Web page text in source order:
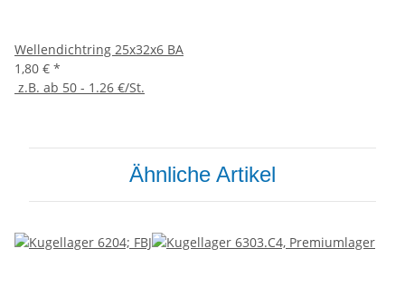
Wellendichtring 25x32x6 BA
1,80 € *
z.B. ab 50 - 1.26 €/St.
Ähnliche Artikel